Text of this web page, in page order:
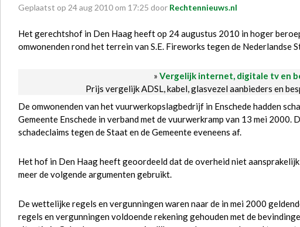
Geplaatst op 24aug 2010 om 17:25 door Rechtennieuws.nl
Het gerechtshof in Den Haag heeft op 24 augustus 2010 in hoger
omwonenden rond het terrein van S.E. Fireworks tegen de Nederlandse
» Vergelijk internet, digitale tv en
Prijs vergelijk ADSL, kabel, glasvezel aanbieders en
De omwonenden van het vuurwerkopslagbedrijf in Enschede hadden
Gemeente Enschede in verband met de vuurwerkramp van 13 mei 2000.
schadeclaims tegen de Staat en de Gemeente eveneens af.
Het hof in Den Haag heeft geoordeeld dat de overheid niet
meer de volgende argumenten gebruikt.
De wettelijke regels en vergunningen waren naar de in mei 2000
regels en vergunningen voldoende rekening gehouden met de